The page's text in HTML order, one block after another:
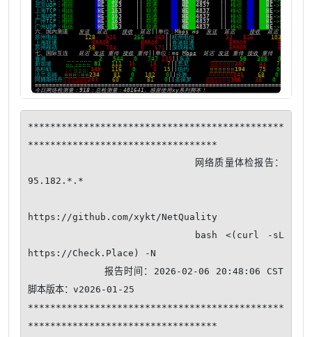
**********************************************
**********************************
95.182.*.*
https://github.com/xykt/NetQuality
https://Check.Place) -N
脚本版本：v2026-01-25
**********************************************
**********************************